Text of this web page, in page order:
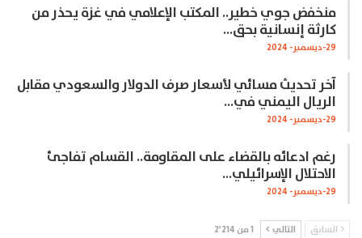
منخفض جوي خطير.. المكتب الإعلامي في غزة يحذر من
كارثة إنسانية بحق…
29-ديسمبر- 2024
آخر تحديث مسائي لأسعار صرف الدولار والسعودي مقابل
الريال اليمني في…
29-ديسمبر- 2024
رغم ادعائه بالقضاء على المقاومة.. القسام تفاجئ
الاحتلال الإسرائيلي…
29-ديسمبر- 2024
السابق التالي 1 من 2٬214